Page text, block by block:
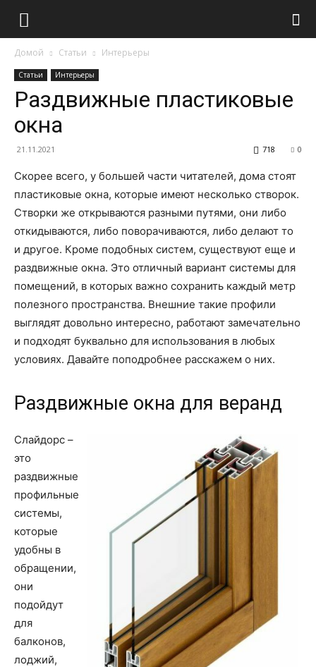
Домой Статьи Интерьеры
Статьи Интерьеры
Раздвижные пластиковые
окна
21.11.2021 0
718
Скорее всего, у большей части читателей, дома стоят
пластиковые окна, которые имеют несколько створок.
Створки же открываются разными путями, они либо
откидываются, либо поворачиваются, либо делают то
и другое. Кроме подобных систем, существуют еще и
раздвижные окна. Это отличный вариант системы для
помещений, в которых важно сохранить каждый метр
полезного пространства. Внешние такие профили
выглядят довольно интересно, работают замечательно
и подходят буквально для использования в любых
условиях. Давайте поподробнее расскажем о них.
Раздвижные окна для веранд
Слайдорс –
это
раздвижные
профильные
системы,
которые
удобны в
обращении,
они
подойдут
для
балконов,
лоджий,